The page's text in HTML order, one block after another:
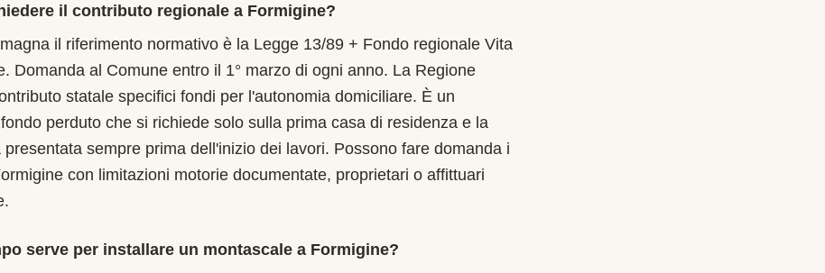
il contributo regionale a Formigine?
il riferimento normativo è la Legge 13/89 + Fondo regionale Vita
Domanda al Comune entro il 1° marzo di ogni anno. La Regione
statale specifici fondi per l'autonomia domiciliare. È un
perduto che si richiede solo sulla prima casa di residenza e la
presentata sempre prima dell'inizio dei lavori. Possono fare domanda i
con limitazioni motorie documentate, proprietari o affittuari
serve per installare un montascale a Formigine?